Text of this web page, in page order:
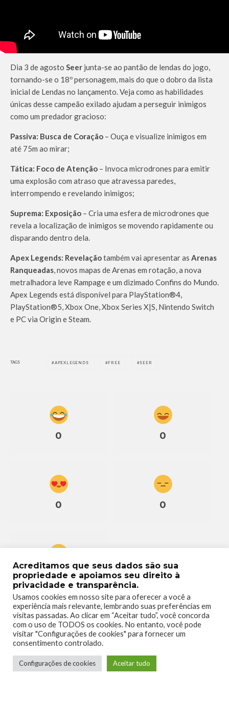
Dia 3 de agosto Seer junta-se ao pantão de lendas do jogo,
tornando-se o 18º personagem, mais do que o dobro da lista
inicial de Lendas no lançamento. Veja como as habilidades
únicas desse campeão exilado ajudam a perseguir inimigos
como um predador gracioso:
Passiva: Busca de Coração – Ouça e visualize inimigos em
até 75m ao mirar;
Tática: Foco de Atenção – Invoca microdrones para emitir
uma explosão com atraso que atravessa paredes,
interrompendo e revelando inimigos;
Suprema: Exposição – Cria uma esfera de microdrones que
revela a localização de inimigos se movendo rapidamente ou
disparando dentro dela.
Apex Legends: Revelaçãotambém vai apresentar as Arenas
Ranqueadas, novos mapas de Arenas em rotação, a nova
metralhadora leve Rampage e um dizimado Confins do Mundo.
Apex Legends está disponível para PlayStation®4,
PlayStation®5, Xbox One, Xbox Series X|S, Nintendo Switch
e PC via Origin e Steam.
TAGS APEXLEGENDS FREE SEER
0 0
0 0
0
Acreditamos que seus dados são sua
propriedade e apoiamos seu direito à
privacidade e transparência.
Usamos cookies em nosso site para oferecer a você a
experiência mais relevante, lembrando suas preferências em
visitas passadas. Ao clicar em “Aceitar tudo”, você concorda
com o uso de TODOS os cookies. No entanto, você pode
visitar "Configurações de cookies" para fornecer um
consentimento controlado.
Configurações de cookies Aceitar tudo